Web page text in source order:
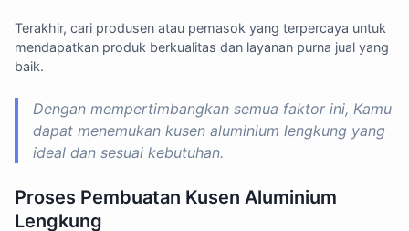
Terakhir, cari produsen atau pemasok yang terpercaya untuk
mendapatkan produk berkualitas dan layanan purna jual yang
baik.
Dengan mempertimbangkan semua faktor ini, Kamu
dapat menemukan kusen aluminium lengkung yang
ideal dan sesuai kebutuhan.
Proses Pembuatan Kusen Aluminium
Lengkung